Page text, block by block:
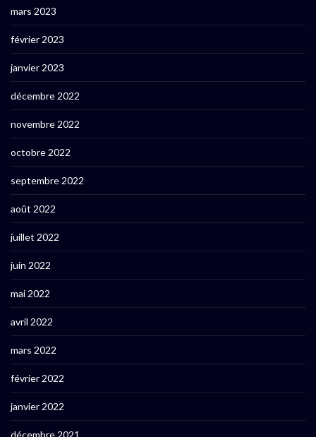
mars 2023
février 2023
janvier 2023
décembre 2022
novembre 2022
octobre 2022
septembre 2022
août 2022
juillet 2022
juin 2022
mai 2022
avril 2022
mars 2022
février 2022
janvier 2022